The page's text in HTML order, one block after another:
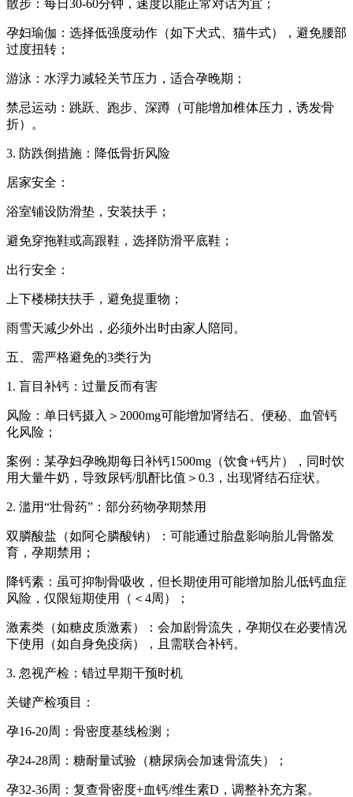
散步：每日30-60分钟，速度以能正常对话为宜；
孕妇瑜伽：选择低强度动作（如下犬式、猫牛式），避免腰部
过度扭转；
游泳：水浮力减轻关节压力，适合孕晚期；
禁忌运动：跳跃、跑步、深蹲（可能增加椎体压力，诱发骨
折）。
3. 防跌倒措施：降低骨折风险
居家安全：
浴室铺设防滑垫，安装扶手；
避免穿拖鞋或高跟鞋，选择防滑平底鞋；
出行安全：
上下楼梯扶扶手，避免提重物；
雨雪天减少外出，必须外出时由家人陪同。
五、需严格避免的3类行为
1. 盲目补钙：过量反而有害
风险：单日钙摄入＞2000mg可能增加肾结石、便秘、血管钙
化风险；
案例：某孕妇孕晚期每日补钙1500mg（饮食+钙片），同时饮
用大量牛奶，导致尿钙/肌酐比值＞0.3，出现肾结石症状。
2. 滥用“壮骨药”：部分药物孕期禁用
双膦酸盐（如阿仑膦酸钠）：可能通过胎盘影响胎儿骨骼发
育，孕期禁用；
降钙素：虽可抑制骨吸收，但长期使用可能增加胎儿低钙血症
风险，仅限短期使用（＜4周）；
激素类（如糖皮质激素）：会加剧骨流失，孕期仅在必要情况
下使用（如自身免疫病），且需联合补钙。
3. 忽视产检：错过早期干预时机
关键产检项目：
孕16-20周：骨密度基线检测；
孕24-28周：糖耐量试验（糖尿病会加速骨流失）；
孕32-36周：复查骨密度+血钙/维生素D，调整补充方案。